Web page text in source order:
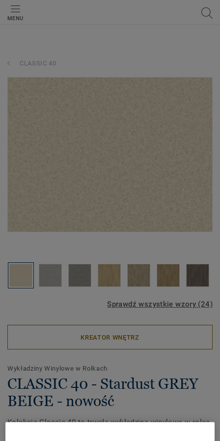
MENU
CLASSIC 40
Sprawdź wszystkie wzory (24)
KREATOR WNĘTRZ
Wykładziny Winylowe w Rolkach
CLASSIC 40 - Stardust GREY
BEIGE - nowość
Kolekcja Classic 40 to trwała wykładzina winylowa w rolce